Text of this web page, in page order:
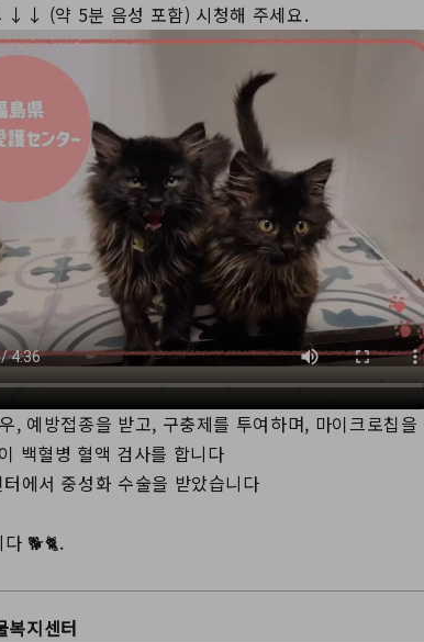
(약 5분 음성 포함) 시청해 주세요.
, 예방접종을 받고, 구충제를 투여하며, 마이크로칩
백혈병 혈액 검사를 합니다
에서 중성화 수술을 받았습니다
🐕🐈.
복지센터